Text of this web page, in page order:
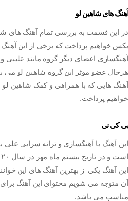
آهنگ های شاهین لو
در این قسمت به بررسی تمام آهنگ های
بکس خواهیم پرداخت که برخی از این آهنگ‌
آهنگسازی اعضای دیگر گروه مانند علیبی
هرحال عضو موثر این گروه شاهین لو می
آهنگ هایی که با همراهی و کمک شاهین
خواهیم پرداخت.
بی کی نی
این آهنگ با آهنگسازی و ترانه سرایی
این آهنگ یکی از بهترین آهنگ های این
مناسب می باشد.